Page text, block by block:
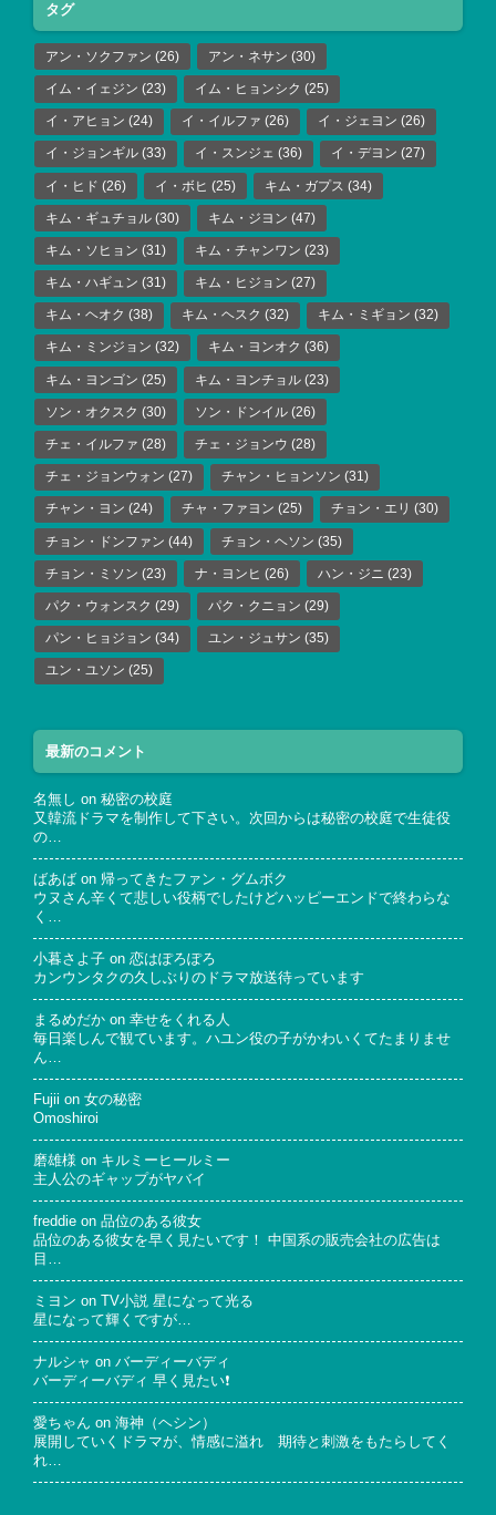
タグ
アン・ソクファン (26) アン・ネサン (30)
イム・イェジン (23) イム・ヒョンシク (25)
イ・アヒョン (24) イ・イルファ (26) イ・ジェヨン (26)
イ・ジョンギル (33) イ・スンジェ (36) イ・デヨン (27)
イ・ヒド (26) イ・ボヒ (25) キム・ガプス (34)
キム・ギュチョル (30) キム・ジヨン (47)
キム・ソヒョン (31) キム・チャンワン (23)
キム・ハギュン (31) キム・ヒジョン (27)
キム・ヘオク (38) キム・ヘスク (32) キム・ミギョン (32)
キム・ミンジョン (32) キム・ヨンオク (36)
キム・ヨンゴン (25) キム・ヨンチョル (23)
ソン・オクスク (30) ソン・ドンイル (26)
チェ・イルファ (28) チェ・ジョンウ (28)
チェ・ジョンウォン (27) チャン・ヒョンソン (31)
チャン・ヨン (24) チャ・ファヨン (25) チョン・エリ (30)
チョン・ドンファン (44) チョン・ヘソン (35)
チョン・ミソン (23) ナ・ヨンヒ (26) ハン・ジニ (23)
パク・ウォンスク (29) パク・クニョン (29)
パン・ヒョジョン (34) ユン・ジュサン (35)
ユン・ユソン (25)
最新のコメント
名無し on 秘密の校庭
又韓流ドラマを制作して下さい。次回からは秘密の校庭で生徒役
の…
ばあば on 帰ってきたファン・グムボク
ウヌさん辛くて悲しい役柄でしたけどハッピーエンドで終わらな
く…
小暮さよ子 on 恋はぽろぽろ
カンウンタクの久しぶりのドラマ放送待っています
まるめだか on 幸せをくれる人
毎日楽しんで観ています。ハユン役の子がかわいくてたまりませ
ん…
Fujii on 女の秘密
Omoshiroi
磨雄様 on キルミーヒールミー
主人公のギャップがヤバイ
freddie on 品位のある彼女
品位のある彼女を早く見たいです！ 中国系の販売会社の広告は
目…
ミヨン on
TV小説 星になって光る
星になって輝くですが…
ナルシャ on バーディーバディ
バーディーバディ 早く見たい❗
愛ちゃん on 海神（ヘシン）
展開していくドラマが、情感に溢れ 期待と刺激をもたらしてく
れ…